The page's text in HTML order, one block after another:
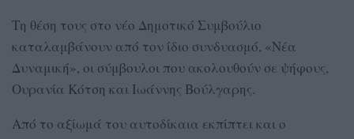
Τη θέση τους στο νέο Δημοτικό Συμβούλιο
καταλαμβάνουν από τον ίδιο συνδυασμό, «Νέα
Δυναμική», οι σύμβουλοι που ακολουθούν σε ψήφους,
Ουρανία Κότση και Ιωάννης Βούλγαρης.
Από το αξίωμά του αυτοδίκαια εκπίπτει και ο